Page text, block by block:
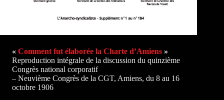
« Comment fut élaborée la Charte d’Amiens »
Reproduction intégrale de la discussion du quinzième
Congrès national corporatif
– Neuvième Congrès de la CGT, Amiens, du 8 au 16
octobre 1906